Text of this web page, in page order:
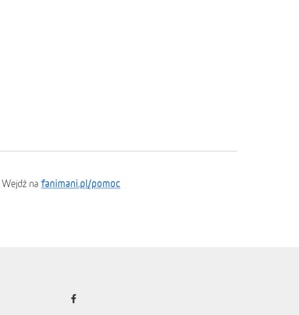
Wejdź na fanimani.pl/pomoc